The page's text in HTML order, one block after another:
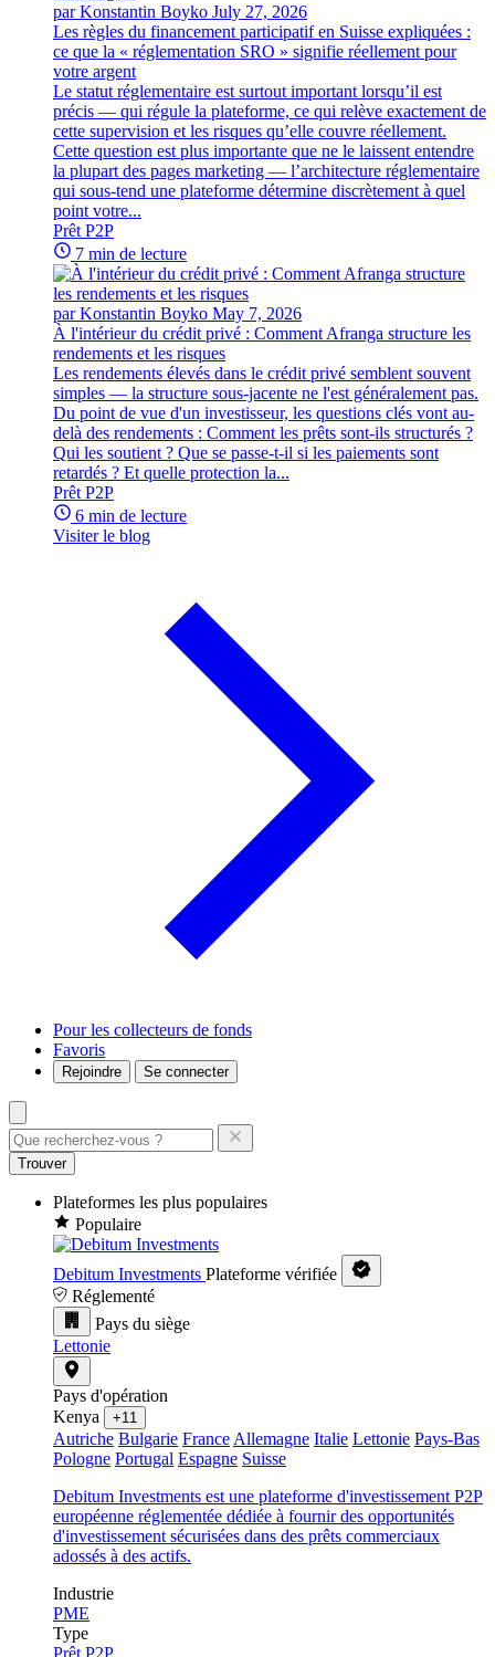
par Konstantin Boyko July 27, 2026
Les règles du financement participatif en Suisse expliquées :
ce que la « réglementation SRO » signifie réellement pour
votre argent
Le statut réglementaire est surtout important lorsqu’il est
précis — qui régule la plateforme, ce qui relève exactement de
cette supervision et les risques qu’elle couvre réellement.
Cette question est plus importante que ne le laissent entendre
la plupart des pages marketing — l’architecture réglementaire
qui sous-tend une plateforme détermine discrètement à quel
point votre...
Prêt P2P
7 min de lecture
par Konstantin Boyko May 7, 2026
À l'intérieur du crédit privé : Comment Afranga structure les
rendements et les risques
Les rendements élevés dans le crédit privé semblent souvent
simples — la structure sous-jacente ne l'est généralement pas.
Du point de vue d'un investisseur, les questions clés vont au-
delà des rendements : Comment les prêts sont-ils structurés ?
Qui les soutient ? Que se passe-t-il si les paiements sont
retardés ? Et quelle protection la...
Prêt P2P
6 min de lecture
Visiter le blog
Pour les collecteurs de fonds
Favoris
Rejoindre Se connecter
Trouver
Plateformes les plus populaires
Populaire
Debitum Investments Plateforme vérifiée
Réglementé
Pays du siège
Lettonie
Pays d'opération
Kenya
+11
Autriche Bulgarie France Allemagne Italie Lettonie Pays-Bas
Pologne Portugal Espagne Suisse
Debitum Investments est une plateforme d'investissement P2P
européenne réglementée dédiée à fournir des opportunités
d'investissement sécurisées dans des prêts commerciaux
adossés à des actifs.
Industrie
PME
Type
Prêt P2P